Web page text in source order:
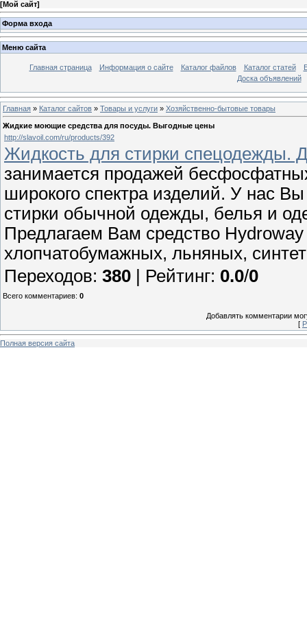
[Мой сайт]
Форма входа
Меню сайта
Главная страница Информация о сайте Каталог файлов Каталог статей
Доска объявлений
Главная » Каталог сайтов » Товары и услуги » Хозяйственно-бытовые товары
Жидкие моющие средства для посуды. Выгодные цены
http://slavoil.com/ru/products/392
Жидкость для стирки спецодежды.
занимается продажей
широкого спектра изделий. У нас
стирки обычной одежды, белья и
Предлагаем Вам средство
хлопчатобумажных, льняных,
Переходов: 380 | Рейтинг: 0.0/0
Всего комментариев: 0
Добавлять комментарии
[
Полная версия сайта